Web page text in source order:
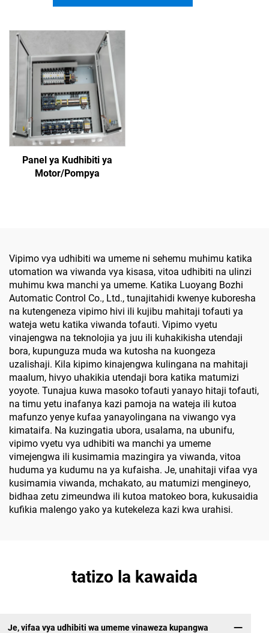
Panel ya Kudhibiti ya
Motor/Pompya
Vipimo vya udhibiti wa umeme ni sehemu muhimu katika
utomation wa viwanda vya kisasa, vitoa udhibiti na ulinzi
muhimu kwa manchi ya umeme. Katika Luoyang Bozhi
Automatic Control Co., Ltd., tunajitahidi kwenye kuboresha
na kutengeneza vipimo hivi ili kujibu mahitaji tofauti ya
wateja wetu katika viwanda tofauti. Vipimo vyetu
vinajengwa na teknolojia ya juu ili kuhakikisha utendaji
bora, kupunguza muda wa kutosha na kuongeza
uzalishaji. Kila kipimo kinajengwa kulingana na mahitaji
maalum, hivyo uhakikia utendaji bora katika matumizi
yoyote. Tunajua kuwa masoko tofauti yanayo hitaji tofauti,
na timu yetu inafanya kazi pamoja na wateja ili kutoa
mafunzo yenye kufaa yanayolingana na viwango vya
kimataifa. Na kuzingatia ubora, usalama, na ubunifu,
vipimo vyetu vya udhibiti wa manchi ya umeme
vimejengwa ili kusimamia mazingira ya viwanda, vitoa
huduma ya kudumu na ya kufaisha. Je, unahitaji vifaa vya
kusimamia viwanda, mchakato, au matumizi mengineyo,
bidhaa zetu zimeundwa ili kutoa matokeo bora, kukusaidia
kufikia malengo yako ya kutekeleza kazi kwa urahisi.
tatizo la kawaida
Je, vifaa vya udhibiti wa umeme vinaweza kupangwa